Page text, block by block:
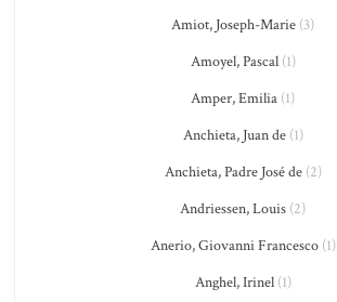
Amiot, Joseph-Marie (3)
Amoyel, Pascal(1)
Amper, Emilia (1)
Anchieta, Juan de(1)
Anchieta, Padre José de(2)
Andriessen, Louis (2)
Anerio, Giovanni Francesco(1)
Anghel, Irinel(1)